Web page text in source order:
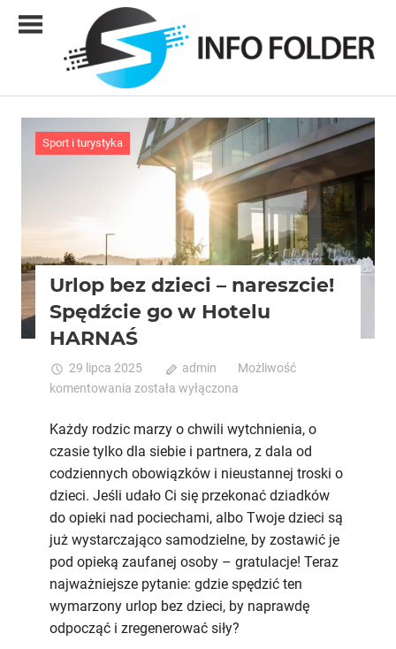
folder
Sport i turystyka
Urlop bez dzieci – nareszcie!
Spędźcie go w Hotelu
HARNAŚ
29 lipca 2025 admin
Możliwość
komentowania Urlop
dzieci
–
nareszcie!
Spędźcie
go
w
Hotelu
HARNAŚ
została wyłączona
Każdy rodzic marzy o chwili wytchnienia, o
czasie tylko dla siebie i partnera, z dala od
codziennych obowiązków i nieustannej troski o
dzieci. Jeśli udało Ci się przekonać dziadków
do opieki nad pociechami, albo Twoje dzieci są
już wystarczająco samodzielne, by zostawić je
pod opieką zaufanej osoby – gratulacje! Teraz
najważniejsze pytanie: gdzie spędzić ten
wymarzony urlop bez dzieci, by naprawdę
odpocząć i zregenerować siły?